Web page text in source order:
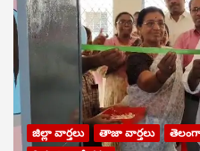
జిల్లా వార్తలు తాజా వార్తలు